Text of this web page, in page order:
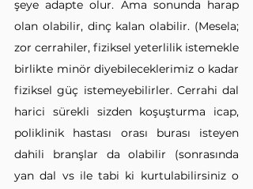
şeye adapte olur. Ama sonunda harap
olan olabilir, dinç kalan olabilir. (Mesela;
zor cerrahiler, fiziksel yeterlilik istemekle
birlikte minör diyebileceklerimiz o kadar
fiziksel güç istemeyebilirler. Cerrahi dal
harici sürekli sizden koşuşturma icap,
poliklinik hastası orası burası isteyen
dahili branşlar da olabilir (sonrasında
yan dal vs ile tabi ki kurtulabilirsiniz o